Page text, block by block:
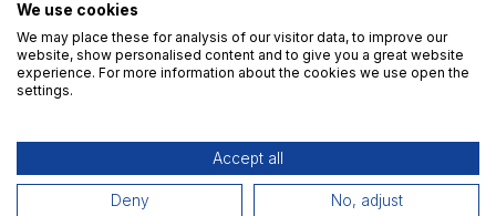
Altech
Alterna
Novipro
Votec
Myyntiehdot Tietosuoja
We use cookies
We may place these for analysis of our visitor data, to improve our
website, show personalised content and to give you a great website
experience. For more information about the cookies we use open the
settings.
Accept all
Deny No, adjust